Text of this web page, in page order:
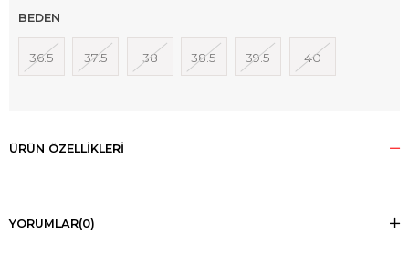
BEDEN
36.5 37.5 38 38.5 39.5 40
ÜRÜN ÖZELLIKLERI
YORUMLAR(0)